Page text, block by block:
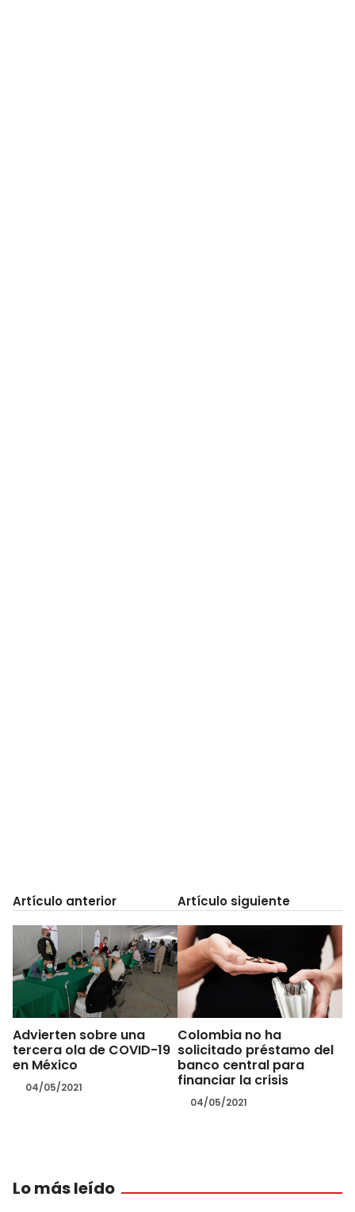
Artículo anterior
Advierten sobre una
tercera ola de COVID-19
en México
04/05/2021
Artículo siguiente
Colombia no ha
solicitado préstamo del
banco central para
financiar la crisis
04/05/2021
Lo más leído